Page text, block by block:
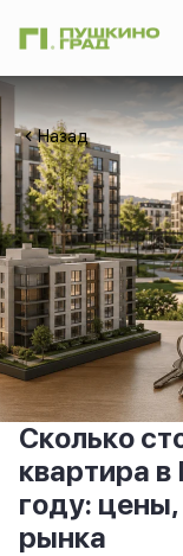
Назад
Сколько
квартира
году:
рынка